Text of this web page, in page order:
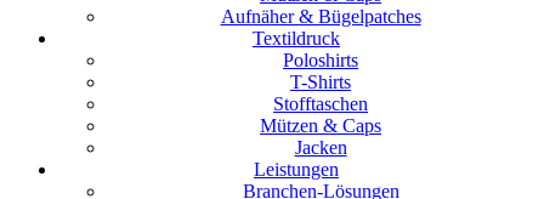
Aufnäher & Bügelpatches
Textildruck
Poloshirts
T-Shirts
Stofftaschen
Mützen & Caps
Jacken
Leistungen
Branchen-Lösungen